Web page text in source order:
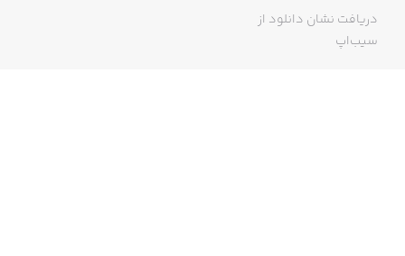
دریافت نشان دانلود از
سیب‌اپ